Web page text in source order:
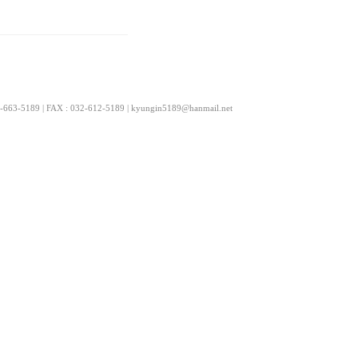
5189 | FAX : 032-612-5189 | kyungin5189@hanmail.net